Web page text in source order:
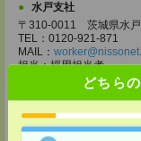
どちら
水戸支社
〒310-0011 茨城県水戸
TEL：0120-921-871
MAIL：
担当：採用担当者
受付可能日時：9:30-
〒320-0811 栃木県宇
TEL：0120-921-871